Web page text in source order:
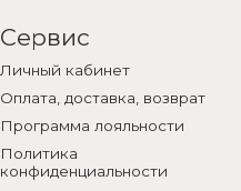
Сервис
Личный кабинет
Оплата, доставка, возврат
Программа лояльности
Политика
конфиденциальности